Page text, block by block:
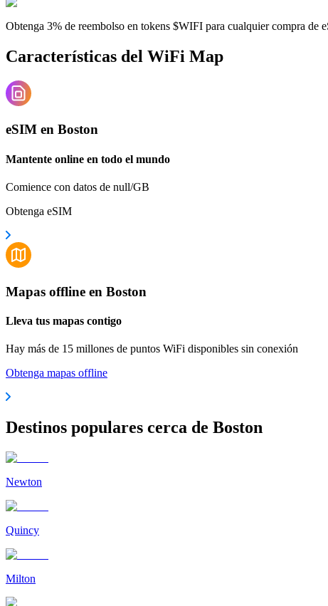
Obtenga 3% de reembolso en tokens $WIFI para cualquier compra de
Características del WiFi Map
eSIM en Boston
Mantente online en todo el mundo
Comience con datos de null/GB
Obtenga eSIM
Mapas offline en Boston
Lleva tus mapas contigo
Hay más de 15 millones de puntos WiFi disponibles sin conexión
Obtenga mapas offline
Destinos populares cerca de Boston
Newton
Quincy
Milton